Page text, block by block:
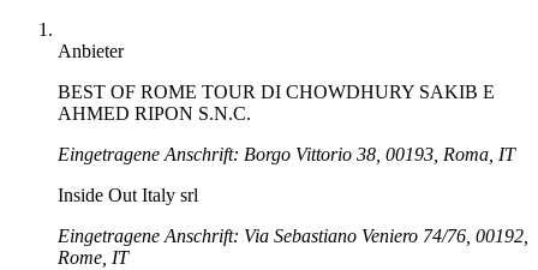
Anbieter
BEST OF ROME TOUR DI CHOWDHURY SAKIB E
AHMED RIPON S.N.C.
Eingetragene Anschrift: Borgo Vittorio 38, 00193, Roma, IT
Inside Out Italy srl
Eingetragene Anschrift: Via Sebastiano Veniero 74/76, 00192,
Rome, IT